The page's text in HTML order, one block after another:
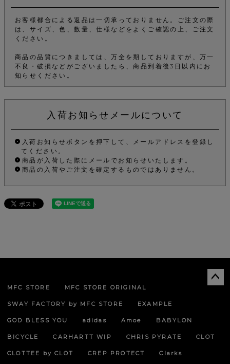
お客様都合による返品は一切承っておりません。ご注文の際
は、サイズ、色、数量、仕様などをよくご確認の上、ご注文
ください。
商品の品質につきましては、万全を期しておりますが、万一
不良・破損などがございましたら、商品到着後3日以内にお
知らせください。
入荷お知らせメールについて
入荷お知らせボタンを押下して、メールアドレスを登録し
てください。
商品が入荷した際にメールでお知らせいたします。
商品の入荷やご注文を確定するものではありません。
MFC STORE MFC STORE ORIGINAL
SWAY FACTORY by MFC STORE EXAMPLE
GOD BLESS YOU adidas Amoe BABYLON
BICYCLE CARHARTT WIP CHRIS PYRATE CLOT
CLOTTEE by CLOT CREP PROTECT Clarks